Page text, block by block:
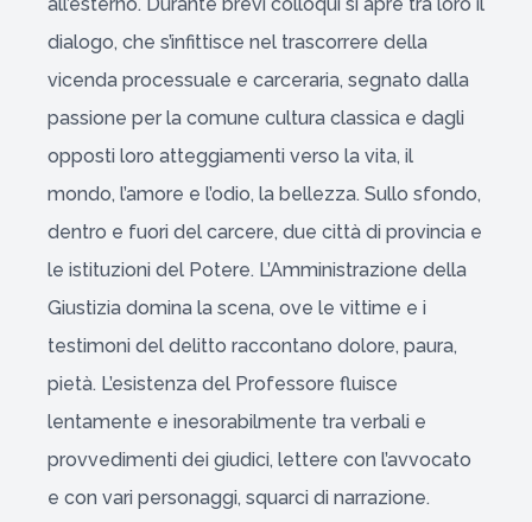
dialogo, che s’infittisce nel trascorrere della
vicenda processuale e carceraria, segnato dalla
passione per la comune cultura classica e dagli
opposti loro atteggiamenti verso la vita, il
mondo, l’amore e l’odio, la bellezza. Sullo sfondo,
dentro e fuori del carcere, due città di provincia e
le istituzioni del Potere. L’Amministrazione della
Giustizia domina la scena, ove le vittime e i
testimoni del delitto raccontano dolore, paura,
pietà. L’esistenza del Professore fluisce
lentamente e inesorabilmente tra verbali e
provvedimenti dei giudici, lettere con l’avvocato
e con vari personaggi, squarci di narrazione.